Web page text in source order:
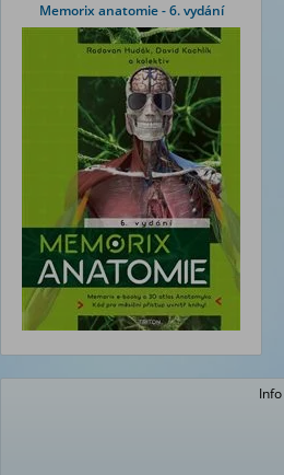
Memorix anatomie - 6. vydání
Info